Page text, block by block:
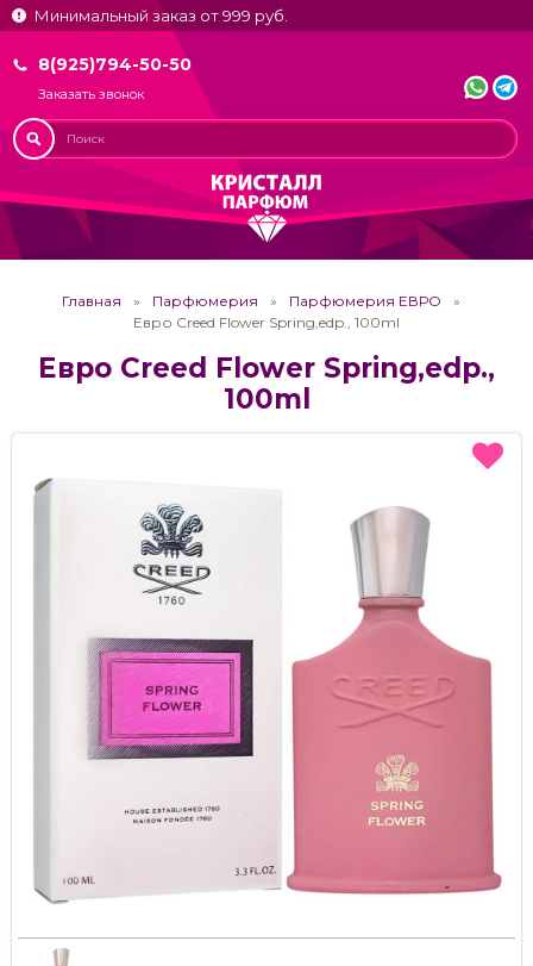
Минимальный заказ от 999 руб.
8(925)794-50-50
Заказать звонок
Главная Парфюмерия
Парфюмерия ЕВРО
Евро Creed Flower Spring,edp., 100ml
Евро Creed Flower Spring,edp.,
100ml